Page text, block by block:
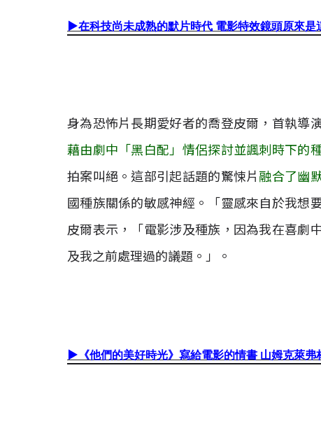
▶在科技尚未成熟的默片時代 電影特效鏡頭原來是
身為恐怖片長期愛好者的喬登皮爾，首執導
藉由劇中「黑白配」情侶探討並諷刺時下的
拍案叫絕。這部引起話題的驚悚片 融合了幽
國種族關係的敏感神經。「靈感來自於我想
皮爾表示，「電影涉及種族，因為我在喜劇
及我之前處理過的議題。」。
▶ 《他們的美好時光》寫給電影的情書 山姆克萊